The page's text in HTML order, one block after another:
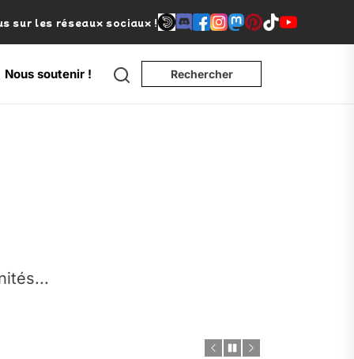
sur les réseaux sociaux !
Nous soutenir ! Search Rechercher